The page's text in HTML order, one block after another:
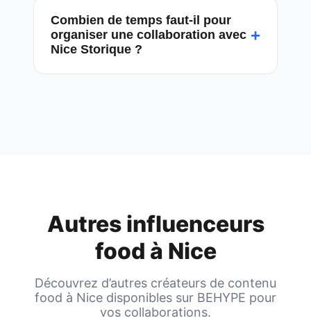
Combien de temps faut-il pour
organiser une collaboration avec
Nice Storique ?
+
Autres influenceurs
food à Nice
Découvrez d’autres créateurs de contenu
food à Nice disponibles sur BEHYPE pour
vos collaborations.